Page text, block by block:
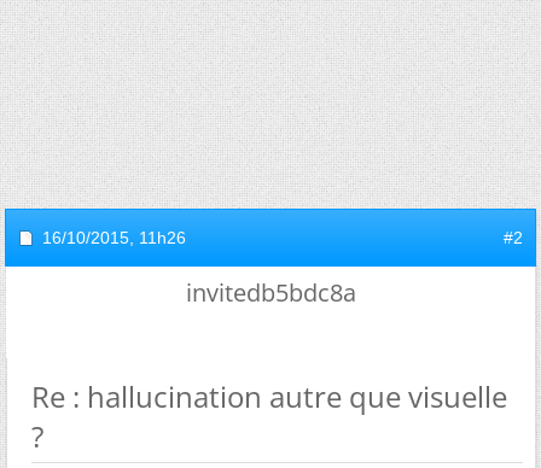
16/10/2015, 11h26 #2
invitedb5bdc8a
Re : hallucination autre que visuelle
?